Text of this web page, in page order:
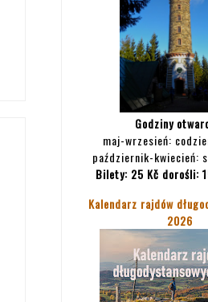
Godziny
maj-wrzesień:
październik-kwiecień:
Bilety: 25 Kč dorośli:
Kalendarz rajdów
2026